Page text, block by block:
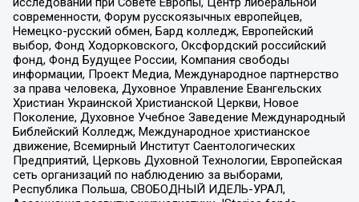
современности, Форум русскоязычных европейцев,
Немецко-русский обмен, Бард колледж, Европейский
выбор, Фонд Ходорковского, Оксфордский российский
фонд, Фонд Будущее России, Компания свободы
информации, Проект Медиа, Международное партнерство
за права человека, Духовное Управление Евангельских
Христиан Украинской Христианской Церкви, Новое
Поколение, Духовное Учебное Заведение Международный
Библейский Колледж, Международное христианское
движение, Всемирный Институт Саентологических
Предприятий, Церковь Духовной Технологии, Европейская
сеть организаций по наблюдению за выборами,
Республика Польша, СВОБОДНЫЙ ИДЕЛЬ-УРАЛ,